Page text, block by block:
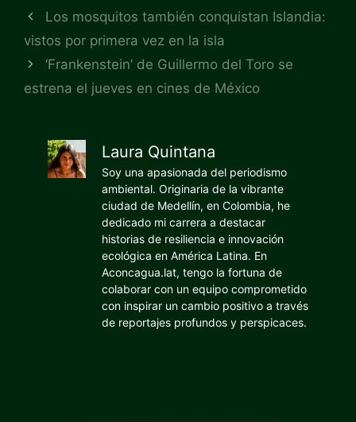
Los mosquitos también conquistan Islandia:
vistos por primera vez en la isla
‘Frankenstein’ de Guillermo del Toro se
estrena el jueves en cines de México
Laura Quintana
Soy una apasionada del periodismo
ambiental. Originaria de la vibrante
ciudad de Medellín, en Colombia, he
dedicado mi carrera a destacar
historias de resiliencia e innovación
ecológica en América Latina. En
Aconcagua.lat, tengo la fortuna de
colaborar con un equipo comprometido
con inspirar un cambio positivo a través
de reportajes profundos y perspicaces.